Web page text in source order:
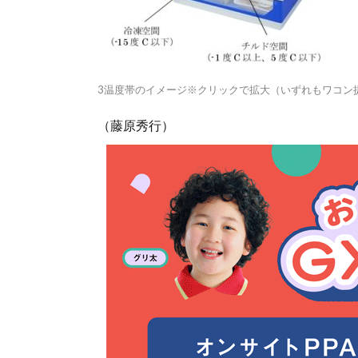
3温度帯のイメージ※クリックで拡大（いずれもワコン
（藤原秀行）